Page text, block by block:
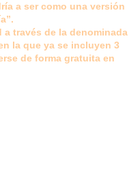
a ser como una versión
través de la denominada
la que ya se incluyen 3
de forma gratuita en